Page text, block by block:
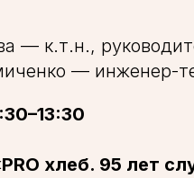
— к.т.н.,
— инженер-
хлеб. 95 лет